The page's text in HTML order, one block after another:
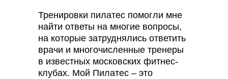
Тренировки пилатес помогли мне
найти ответы на многие вопросы,
на которые затруднялись ответить
врачи и многочисленные тренеры
в известных московских фитнес-
клубах. Мой Пилатес – это